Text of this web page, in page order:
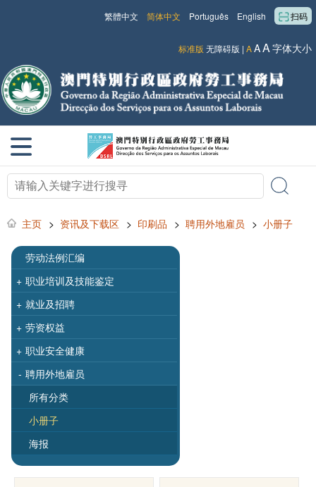
扫码
English
Português
简体中文
繁體中文
标准版 无障碍版 | AAA字体大小
主页 > 资讯及下载区 > 印刷品 > 聘用外地雇员 > 小册子
劳动法例汇编
+ 职业培训及技能鉴定
+ 就业及招聘
+ 劳资权益
+ 职业安全健康
- 聘用外地雇员
所有分类
小册子
海报